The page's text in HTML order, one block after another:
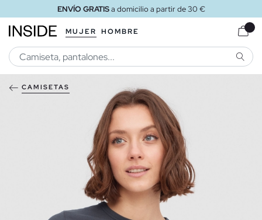
ENVÍO GRATISa domicilio a partir de 30 €
MUJER HOMBRE
CAMISETAS